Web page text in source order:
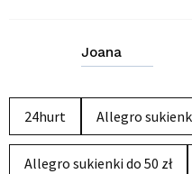
Joana
24hurt Allegro
Allegro sukienki do 50 zł